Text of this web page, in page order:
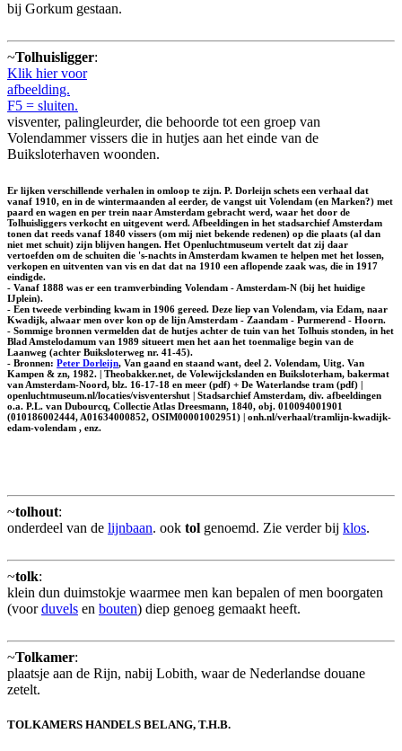
bij Gorkum gestaan.
~Tolhuisligger:
Klik hier voor
afbeelding.
F5 = sluiten.
visventer, palingleurder, die behoorde tot een groep van
Volendammer vissers die in hutjes aan het einde van de
Buiksloterhaven woonden.
Er lijken verschillende verhalen in omloop te zijn. P. Dorleijn schets een verhaal dat
vanaf 1910, en in de wintermaanden al eerder, de vangst uit Volendam (en Marken?) met
paard en wagen en per trein naar Amsterdam gebracht werd, waar het door de
Tolhuisliggers verkocht en uitgevent werd. Afbeeldingen in het stadsarchief Amsterdam
tonen dat reeds vanaf 1840 vissers (om mij niet bekende redenen) op die plaats (al dan
niet met schuit) zijn blijven hangen. Het Openluchtmuseum vertelt dat zij daar
vertoefden om de schuiten die 's-nachts in Amsterdam kwamen te helpen met het lossen,
verkopen en uitventen van vis en dat dat na 1910 een aflopende zaak was, die in 1917
eindigde.
- Vanaf 1888 was er een tramverbinding Volendam - Amsterdam-N (bij het huidige
IJplein).
- Een tweede verbinding kwam in 1906 gereed. Deze liep van Volendam, via Edam, naar
Kwadijk, alwaar men over kon op de lijn Amsterdam - Zaandam - Purmerend - Hoorn.
- Sommige bronnen vermelden dat de hutjes achter de tuin van het Tolhuis stonden, in het
Blad Amstelodamum van 1989 situeert men het aan het toenmalige begin van de
Laanweg (achter Buiksloterweg nr. 41-45).
- Bronnen: Peter Dorleijn, Van gaand en staand want, deel 2. Volendam, Uitg. Van
Kampen & zn, 1982. | Theobakker.net, de Volewijckslanden en Buiksloterham, bakermat
van Amsterdam-Noord, blz. 16-17-18 en meer (pdf) + De Waterlandse tram (pdf) |
openluchtmuseum.nl/locaties/visventershut | Stadsarchief Amsterdam, div. afbeeldingen
o.a. P.L. van Dubourcq, Collectie Atlas Dreesmann, 1840, obj. 010094001901
(010186002444, A01634000852, OSIM00001002951) | onh.nl/verhaal/tramlijn-kwadijk-
edam-volendam , enz.
~tolhout:
onderdeel van de lijnbaan. ook tol genoemd. Zie verder bij klos.
~tolk:
klein dun duimstokje waarmee men kan bepalen of men boorgaten
(voorduvels en bouten) diep genoeg gemaakt heeft.
~Tolkamer:
plaatsje aan de Rijn, nabij Lobith, waar de Nederlandse douane
zetelt.
TOLKAMERS HANDELS BELANG, T.H.B.